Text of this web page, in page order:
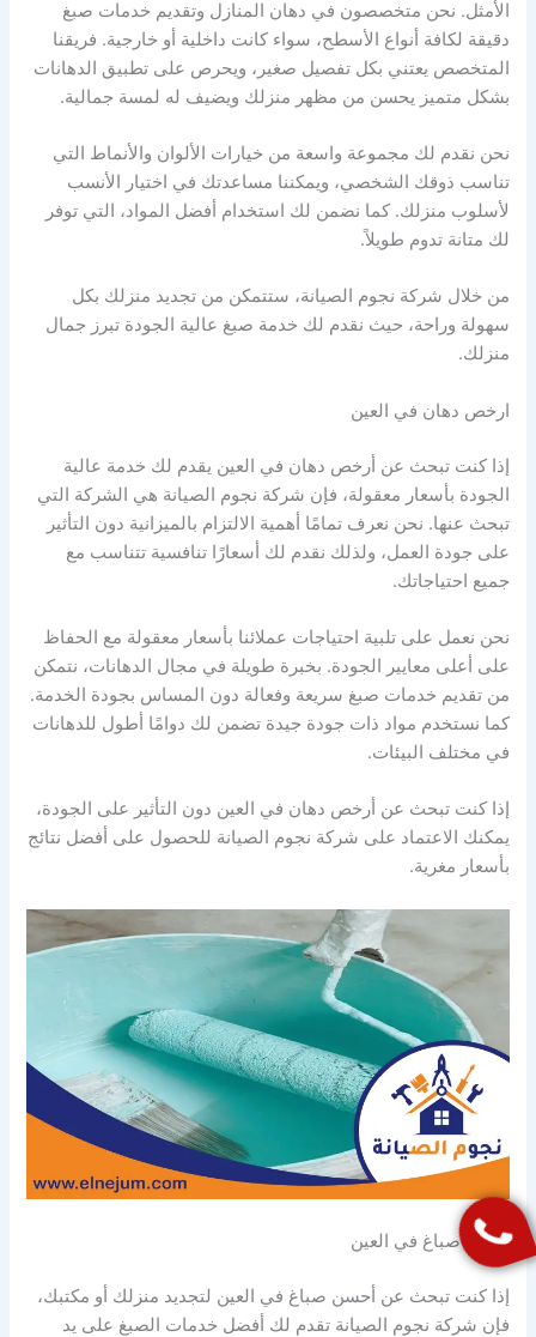
الأمثل. نحن متخصصون في دهان المنازل وتقديم خدمات صبغ
دقيقة لكافة أنواع الأسطح، سواء كانت داخلية أو خارجية. فريقنا
المتخصص يعتني بكل تفصيل صغير، ويحرص على تطبيق الدهانات
بشكل متميز يحسن من مظهر منزلك ويضيف له لمسة جمالية.
نحن نقدم لك مجموعة واسعة من خيارات الألوان والأنماط التي
تناسب ذوقك الشخصي، ويمكننا مساعدتك في اختيار الأنسب
لأسلوب منزلك. كما نضمن لك استخدام أفضل المواد، التي توفر
لك متانة تدوم طويلاً.
من خلال شركة نجوم الصيانة، ستتمكن من تجديد منزلك بكل
سهولة وراحة، حيث نقدم لك خدمة صبغ عالية الجودة تبرز جمال
منزلك.
ارخص دهان في العين
إذا كنت تبحث عن أرخص دهان في العين يقدم لك خدمة عالية
الجودة بأسعار معقولة، فإن شركة نجوم الصيانة هي الشركة التي
تبحث عنها. نحن نعرف تمامًا أهمية الالتزام بالميزانية دون التأثير
على جودة العمل، ولذلك نقدم لك أسعارًا تنافسية تتناسب مع
جميع احتياجاتك.
نحن نعمل على تلبية احتياجات عملائنا بأسعار معقولة مع الحفاظ
على أعلى معايير الجودة. بخبرة طويلة في مجال الدهانات، نتمكن
من تقديم خدمات صبغ سريعة وفعالة دون المساس بجودة الخدمة.
كما نستخدم مواد ذات جودة جيدة تضمن لك دوامًا أطول للدهانات
في مختلف البيئات.
إذا كنت تبحث عن أرخص دهان في العين دون التأثير على الجودة،
يمكنك الاعتماد على شركة نجوم الصيانة للحصول على أفضل نتائج
بأسعار مغرية.
أحسن صباغ في العين
إذا كنت تبحث عن أحسن صباغ في العين لتجديد منزلك أو مكتبك،
فإن شركة نجوم الصيانة تقدم لك أفضل خدمات الصبغ على يد